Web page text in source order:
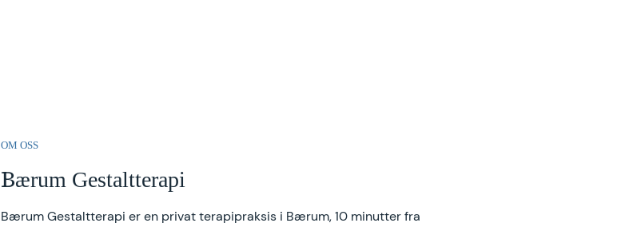
OM OSS
Bærum Gestaltterapi
Bærum Gestaltterapi er en privat terapipraksis i Bærum, 10 minutter fra